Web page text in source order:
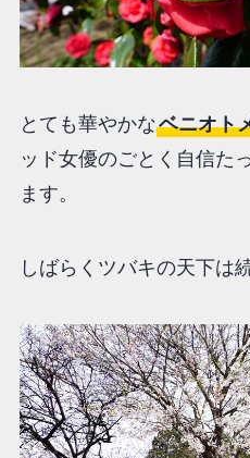
とても華やかなベニオト
ッド女優のごとく自信た
ます。
しばらくツバキの天下は